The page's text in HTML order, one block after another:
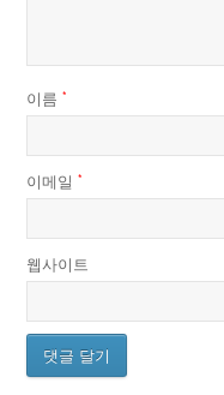
이름*
이메일*
웹사이트